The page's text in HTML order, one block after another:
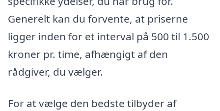
Generelt kan du forvente, at priserne
ligger inden for et interval på 500 til 1.500
kroner pr. time, afhængigt af den
rådgiver, du vælger.
For at vælge den bedste tilbyder af